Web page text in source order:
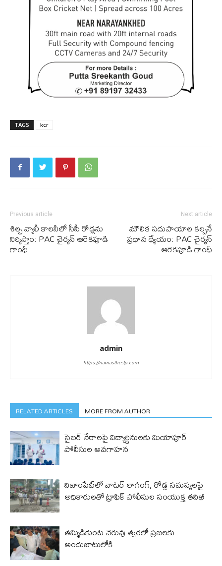
TAGS kcr
Previous article
శిల్ప వ్యాలీ కాలనీలో సీసీ రోడ్ల‌ను
నిర్మిస్తాం: PAC చైర్మన్ ఆరెకపూడి
గాంధీ
Next article
మౌలిక స‌దుపాయాల క‌ల్ప‌నే
ప్ర‌ధాన ధ్యేయం: PAC చైర్మన్
ఆరెకపూడి గాంధీ
admin
https://namastheslp.com
RELATED ARTICLES MORE FROM AUTHOR
సైబర్ నేరాలపై విద్యార్థినులకు మియాపూర్
పోలీసుల అవగాహన
నిజాంపేట్‌లో వాటర్ లాగింగ్, రోడ్ల సమస్యలపై
అధికారులతో ట్రాఫిక్ పోలీసుల సంయుక్త తనిఖీ
తమ్మిడికుంట చెరువు త్వరలో ప్రజలకు
అందుబాటులోకి